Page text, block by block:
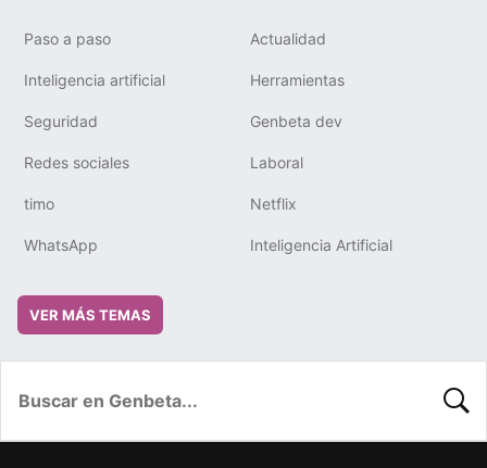
Paso a paso Actualidad
Inteligencia artificial Herramientas
Seguridad Genbeta dev
Redes sociales Laboral
timo Netflix
WhatsApp Inteligencia Artificial
VER MÁS TEMAS